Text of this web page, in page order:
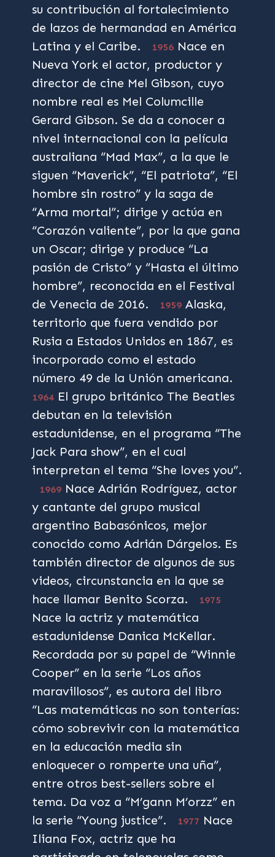
su contribución al fortalecimiento
de lazos de hermandad en América
Latina y el Caribe.
1956 Nace en
Nueva York el actor, productor y
director de cine Mel Gibson, cuyo
nombre real es Mel Columcille
Gerard Gibson. Se da a conocer a
nivel internacional con la película
australiana “Mad Max”, a la que le
siguen “Maverick”, “El patriota”, “El
hombre sin rostro” y la saga de
“Arma mortal”; dirige y actúa en
“Corazón valiente”, por la que gana
un Oscar; dirige y produce “La
pasión de Cristo” y “Hasta el último
hombre”, reconocida en el Festival
de Venecia de 2016.
1959 Alaska,
territorio que fuera vendido por
Rusia a Estados Unidos en 1867, es
incorporado como el estado
número 49 de la Unión americana.
1964 El grupo británico The Beatles
debutan en la televisión
estadunidense, en el programa “The
Jack Para show”, en el cual
interpretan el tema “She loves you”.
1969 Nace Adrián Rodríguez, actor
y cantante del grupo musical
argentino Babasónicos, mejor
conocido como Adrián Dárgelos. Es
también director de algunos de sus
videos, circunstancia en la que se
hace llamar Benito Scorza.
1975
Nace la actriz y matemática
estadunidense Danica McKellar.
Recordada por su papel de “Winnie
Cooper” en la serie “Los años
maravillosos”, es autora del libro
“Las matemáticas no son tonterías:
cómo sobrevivir con la matemática
en la educación media sin
enloquecer o romperte una uña”,
entre otros best-sellers sobre el
tema. Da voz a “M’gann M’orzz” en
la serie “Young justice”.
1977 Nace
Iliana Fox, actriz que ha